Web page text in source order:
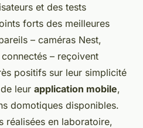
et des tests
forts des meilleures
– caméras Nest,
– reçoivent
positifs sur leur simplicité
leur application mobile,
domotiques disponibles.
réalisées en laboratoire,